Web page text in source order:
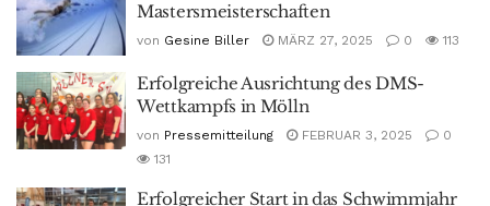
Mastersmeisterschaften
von Gesine Biller MÄRZ 27, 2025 0 113
Erfolgreiche Ausrichtung des DMS-
Wettkampfs in Mölln
von Pressemitteilung FEBRUAR 3, 2025
0
131
Erfolgreicher Start in das Schwimmjahr